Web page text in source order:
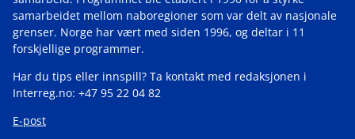
samarbeidet mellom naboregioner som var delt av nasjonale
grenser. Norge har vært med siden 1996, og deltar i 11
forskjellige programmer.
Har du tips eller innspill? Ta kontakt med redaksjonen i
Interreg.no: +47 95 22 04 82
E-post